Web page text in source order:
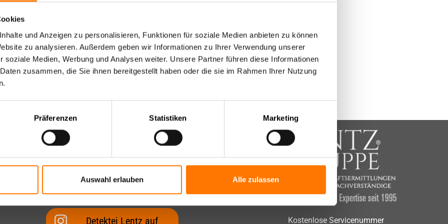
und Anzeigen zu personalisieren, Funktionen für soziale Medien anbieten zu können
zu analysieren. Außerdem geben wir Informationen zu Ihrer Verwendung unserer
soziale Medien, Werbung und Analysen weiter. Unsere Partner führen diese Informationen
zusammen, die Sie ihnen bereitgestellt haben oder die sie im Rahmen Ihrer Nutzung
Präferenzen Statistiken Marketing
Auswahl erlauben Alle zulassen
Aufent­halts­be­stim­mungs­
| Kindesentzug
| vermisste Personen
Bonitätsermittlung
Drohbriefe
Widerrufsbelehrung (PDF)
Lügendetektortest/Polygraphentest
bei
Compliance
Illegale Müllentsorgung
Lieferkettensorgfaltspflichtgesetz
Wettbewerbsbetrug
Bewerberüberprüfung
Lügendetektortest/Polygraphentest
Betrug früher als schlechte Chefs“
Betrugsfälle in Firmen auf. Im Interview gibt er Tipps, wie sich
wie man Betrüger überführt.
Detektei Lentz auf Kostenlose Servicenummer